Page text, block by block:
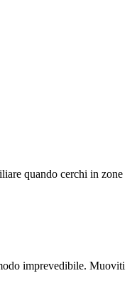
quando cerchi in zone
imprevedibile. Muoviti